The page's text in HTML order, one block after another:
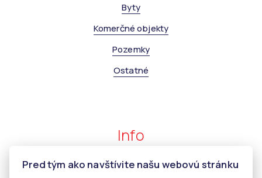
Byty
Komerčné objekty
Pozemky
Ostatné
Info
Makléri
Pred tým ako navštívite našu webovú stránku